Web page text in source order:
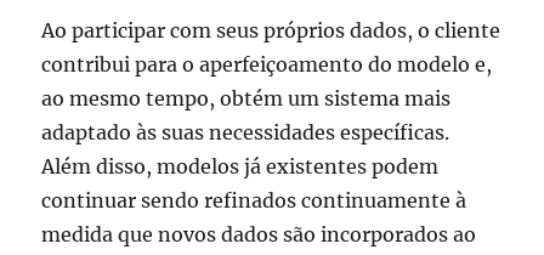
Ao participar com seus próprios dados, o cliente
contribui para o aperfeiçoamento do modelo e,
ao mesmo tempo, obtém um sistema mais
adaptado às suas necessidades específicas.
Além disso, modelos já existentes podem
continuar sendo refinados continuamente à
medida que novos dados são incorporados ao